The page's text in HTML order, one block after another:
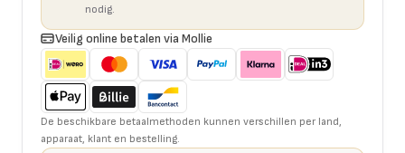
nodig.
Veilig online betalen via Mollie
De beschikbare betaalmethoden kunnen verschillen per land,
apparaat, klant en bestelling.